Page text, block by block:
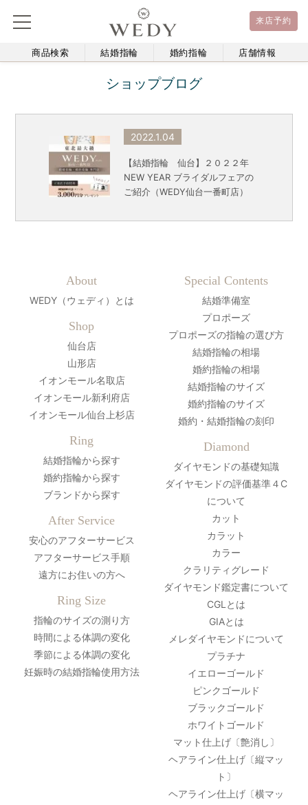
来店予約
商品検索 結婚指輪 婚約指輪 店舗情報
ショップブログ
2022.1.04
【結婚指輪 仙台】２０２２年
NEW YEAR ブライダルフェアの
ご紹介（WEDY仙台一番町店）
About
WEDY（ウェディ）とは
Shop
仙台店
山形店
イオンモール名取店
イオンモール新利府店
イオンモール仙台上杉店
Ring
結婚指輪から探す
婚約指輪から探す
ブランドから探す
After Service
安心のアフターサービス
アフターサービス手順
遠方にお住いの方へ
Ring Size
指輪のサイズの測り方
時間による体調の変化
季節による体調の変化
妊娠時の結婚指輪使用方法
Special Contents
結婚準備室
プロポーズ
プロポーズの指輪の選び方
結婚指輪の相場
婚約指輪の相場
結婚指輪のサイズ
婚約指輪のサイズ
婚約・結婚指輪の刻印
Diamond
ダイヤモンドの基礎知識
ダイヤモンドの評価基準４C
について
カット
カラット
カラー
クラリティグレード
ダイヤモンド鑑定書について
CGLとは
GIAとは
メレダイヤモンドについて
プラチナ
イエローゴールド
ピンクゴールド
ブラックゴールド
ホワイトゴールド
マット仕上げ〔艶消し〕
ヘアライン仕上げ〔縦マッ
ト〕
ヘアライン仕上げ〔横マッ